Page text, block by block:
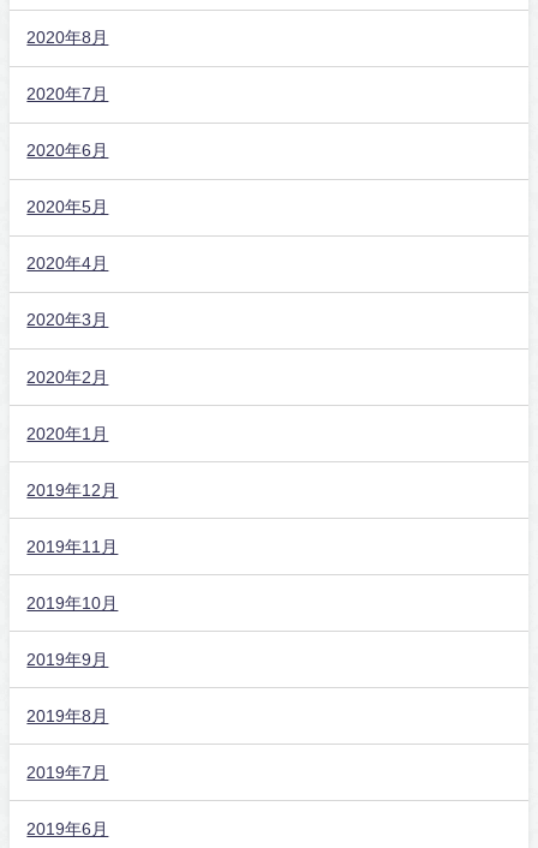
2020年8月
2020年7月
2020年6月
2020年5月
2020年4月
2020年3月
2020年2月
2020年1月
2019年12月
2019年11月
2019年10月
2019年9月
2019年8月
2019年7月
2019年6月